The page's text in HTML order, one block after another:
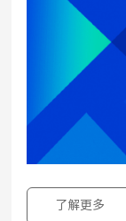
了解更多